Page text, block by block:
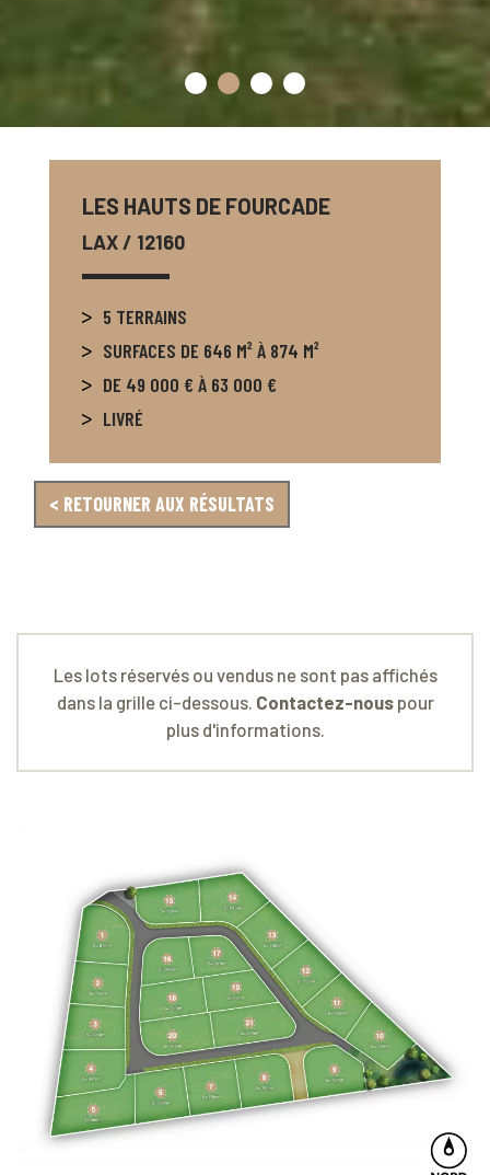
LES HAUTS DE FOURCADE
LAX / 12160
5 TERRAINS
SURFACES DE 646 M² À 874 M²
DE 49 000 € À 63 000 €
LIVRÉ
< RETOURNER AUX RÉSULTATS
Les lots réservés ou vendus ne sont pas affichés
dans la grille ci-dessous. Contactez-nouspour
plus d'informations.